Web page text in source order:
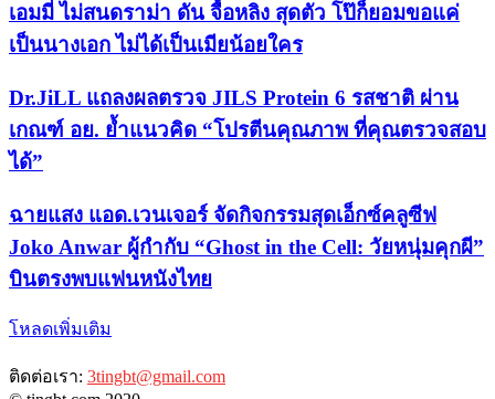
เอมมี่ ไม่สนดราม่า ดัน จื้อหลิง สุดตัว โป๊ก็ยอมขอแค่
เป็นนางเอก ไม่ได้เป็นเมียน้อยใคร
Dr.JiLL แถลงผลตรวจ JILS Protein 6 รสชาติ ผ่าน
เกณฑ์ อย. ย้ำแนวคิด “โปรตีนคุณภาพ ที่คุณตรวจสอบ
ได้”
ฉายแสง แอด.เวนเจอร์ จัดกิจกรรมสุดเอ็กซ์คลูซีฟ
Joko Anwar ผู้กำกับ “Ghost in the Cell: วัยหนุ่มคุกผี”
บินตรงพบแฟนหนังไทย
โหลดเพิ่มเติม
ติดต่อเรา: 3tingbt@gmail.com